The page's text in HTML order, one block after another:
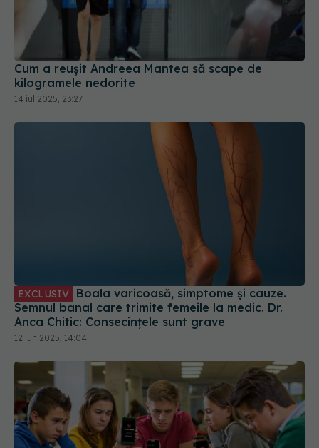
Cum a reușit Andreea Mantea să scape de
kilogramele nedorite
14 iul 2025, 23:27
Semnul banal care trimite femeile la medic. Dr.
Anca Chitic: Consecințele sunt grave
12 iun 2025, 14:04